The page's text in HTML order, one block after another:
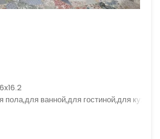
пола,для ванной,для гостиной,для кухни